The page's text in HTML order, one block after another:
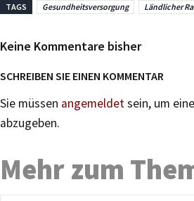
TAGS Gesundheitsversorgung Ländlicher
Keine Kommentare bisher
SCHREIBEN SIE EINEN KOMMENTAR
Sie müssen angemeldetsein, um
abzugeben.
Mehr zum